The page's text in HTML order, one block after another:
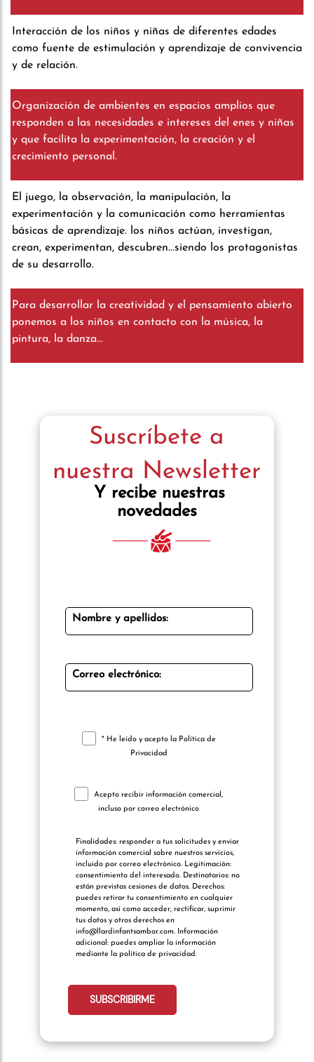
Interacción de los niños y niñas de diferentes edades
como fuente de estimulación y aprendizaje de convivencia
y de relación.
Organización de ambientes en espacios amplios que
responden a las necesidades e intereses del enes y niñas
y que facilita la experimentación, la creación y el
crecimiento personal.
El juego, la observación, la manipulación, la
experimentación y la comunicación como herramientas
básicas de aprendizaje. los niños actúan, investigan,
crean, experimentan, descubren...siendo los protagonistas
de su desarrollo.
Para desarrollar la creatividad y el pensamiento abierto
ponemos a los niños en contacto con la música, la
pintura, la danza...
Suscríbete a
nuestra Newsletter
Y recibe nuestras
novedades
Nombre y apellidos:
Correo electrónico:
* He leído y acepto la Política de
Privacidad
Acepto recibir información comercial,
incluso por correo electrónico
Finalidades: responder a tus solicitudes y enviar
información comercial sobre nuestros servicios,
incluido por correo electrónico. Legitimación:
consentimiento del interesado. Destinatarios: no
están previstas cesiones de datos. Derechos:
puedes retirar tu consentimiento en cualquier
momento, así como acceder, rectificar, suprimir
tus datos y otros derechos en
info@llardinfantsambor.com. Información
adicional: puedes ampliar la información
mediante la política de privacidad.
SUBSCRIBIRME